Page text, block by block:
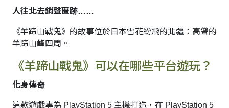
人往北去銷聲匿跡……
《羊蹄山戰鬼》的故事位於日本雪花紛飛的北疆：高聳的
羊蹄山峰四周。
《羊蹄山戰鬼》可以在哪些平台遊玩？
化身傳奇
這款遊戲專為 PlayStation 5 主機打造，在 PlayStation 5